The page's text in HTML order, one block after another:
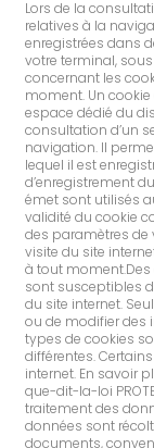
Lors de la
relatives à la
enregistrées dans
votre terminal,
concernant les
moment. Un
espace dédié du
consultation d’un
navigation. Il
lequel il est
d’enregistrement
émet sont utilisés
validité du cookie
des paramètres de
visite du site
à tout
sont susceptibles
du site internet.
ou de modifier des
types de cookies
différentes.
internet. En savoir
que-dit-la-loi
traitement des
données sont
documents,